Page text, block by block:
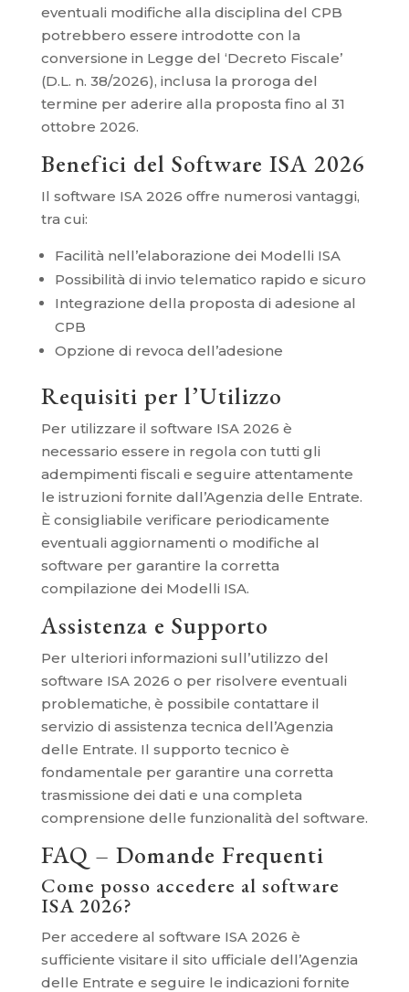
eventuali modifiche alla disciplina del CPB
potrebbero essere introdotte con la
conversione in Legge del ‘Decreto Fiscale’
(D.L. n. 38/2026), inclusa la proroga del
termine per aderire alla proposta fino al 31
ottobre 2026.
Benefici del Software ISA 2026
Il software ISA 2026 offre numerosi vantaggi,
tra cui:
Facilità nell’elaborazione dei Modelli ISA
Possibilità di invio telematico rapido e sicuro
Integrazione della proposta di adesione al
CPB
Opzione di revoca dell’adesione
Requisiti per l’Utilizzo
Per utilizzare il software ISA 2026 è
necessario essere in regola con tutti gli
adempimenti fiscali e seguire attentamente
le istruzioni fornite dall’Agenzia delle Entrate.
È consigliabile verificare periodicamente
eventuali aggiornamenti o modifiche al
software per garantire la corretta
compilazione dei Modelli ISA.
Assistenza e Supporto
Per ulteriori informazioni sull’utilizzo del
software ISA 2026 o per risolvere eventuali
problematiche, è possibile contattare il
servizio di assistenza tecnica dell’Agenzia
delle Entrate. Il supporto tecnico è
fondamentale per garantire una corretta
trasmissione dei dati e una completa
comprensione delle funzionalità del software.
FAQ – Domande Frequenti
Come posso accedere al software
ISA 2026?
Per accedere al software ISA 2026 è
sufficiente visitare il sito ufficiale dell’Agenzia
delle Entrate e seguire le indicazioni fornite